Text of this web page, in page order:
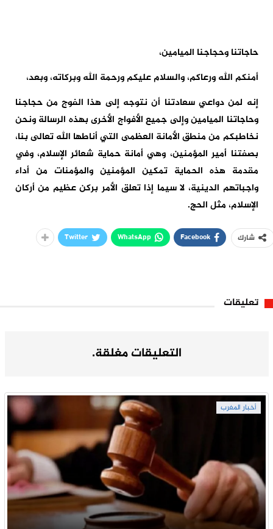
حاجاتنا وحجاجنا الميامين،
أمنكم الله ورعاكم، والسلام عليكم ورحمة الله وبركاته، وبعد،
إنه لمن دواعي سعادتنا أن نتوجه إلى هذا الفوج من حجاجنا
وحاجاتنا الميامين وإلى جميع الأفواج الأخرى بهذه الرسالة ونحن
نخاطبكم من منطق الأمانة العظمى التي أناطها الله تعالى بنا،
بصفتنا أمير المؤمنين، وهي أمانة حماية شعائر الإسلام، وفي
مقدمة هذه الحماية تمكين المؤمنين والمؤمنات من أداء
واجباتهم الدينية، لا سيما إذا تعلق الأمر بركن عظيم من أركان
الإسلام، مثل الحج.
شارك Facebook
WhatsApp
Twitter
تعليقات
التعليقات مغلقة.
أخبار المغرب